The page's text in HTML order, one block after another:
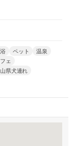
ペット
温泉
ェ
県犬連れ